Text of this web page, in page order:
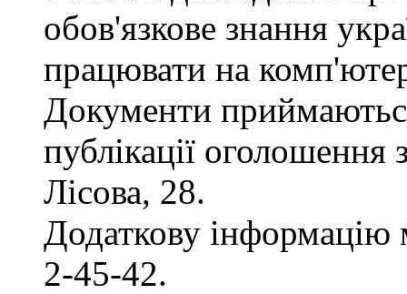
обов'язкове знання
працювати на
Документи
публікації оголошення
Лісова, 28.
Додаткову
2-45-42.